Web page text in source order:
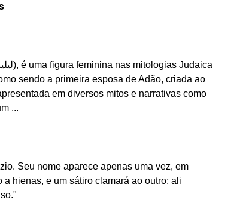
sendo a primeira esposa de Adão, criada ao
em diversos mitos e narrativas como
...
Seu nome aparece apenas uma vez, em
hienas, e um sátiro clamará ao outro; ali